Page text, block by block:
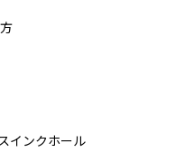
インクホール